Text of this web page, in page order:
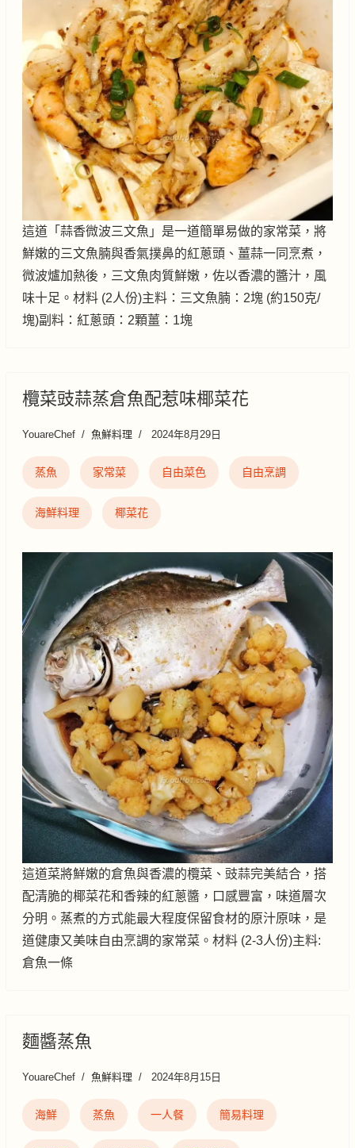
這道「蒜香微波三文魚」是一道簡單易做的家常菜，將
鮮嫩的三文魚腩與香氣撲鼻的紅蔥頭、薑蒜一同烹煮，
微波爐加熱後，三文魚肉質鮮嫩，佐以香濃的醬汁，風
味十足。材料 (2人份)主料：三文魚腩：2塊 (約150克/
塊)副料：紅蔥頭：2顆薑：1塊
欖菜豉蒜蒸倉魚配惹味椰菜花
YouareChef 魚鮮料理 2024年8月29日
蒸魚 家常菜 自由菜色 自由烹調
海鮮料理 椰菜花
這道菜將鮮嫩的倉魚與香濃的欖菜、豉蒜完美結合，搭
配清脆的椰菜花和香辣的紅蔥醬，口感豐富，味道層次
分明。蒸煮的方式能最大程度保留食材的原汁原味，是
道健康又美味自由烹調的家常菜。材料 (2-3人份)主料:
倉魚一條
麵醬蒸魚
YouareChef 魚鮮料理 2024年8月15日
海鮮 蒸魚 一人餐 簡易料理